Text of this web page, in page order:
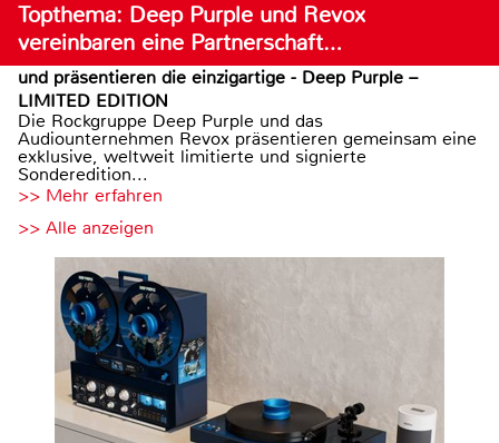
Topthema: Deep Purple und Revox
vereinbaren eine Partnerschaft…
und präsentieren die einzigartige - Deep Purple –
LIMITED EDITION
Die Rockgruppe Deep Purple und das
Audiounternehmen Revox präsentieren gemeinsam eine
exklusive, weltweit limitierte und signierte
Sonderedition...
>> Mehr erfahren
>> Alle anzeigen